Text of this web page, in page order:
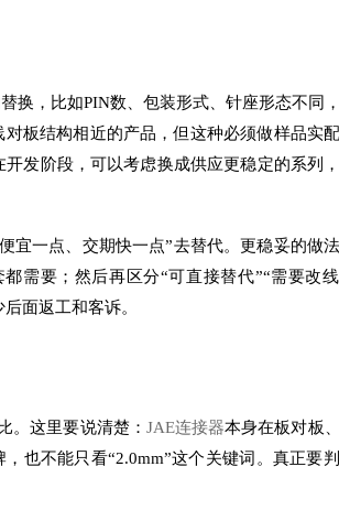
换，比如PIN数、包装形式、针座形态不同
板结构相近的产品，但这种必须做样品实
发阶段，可以考虑换成供应更稳定的系列
宜一点、交期快一点”去替代。更稳妥的做
需要；然后再区分“可直接替代”“需要改
面返工和客诉。
。这里要说清楚： JAE连接器本身在板对板
也不能只看“2.0mm”这个关键词。真正要